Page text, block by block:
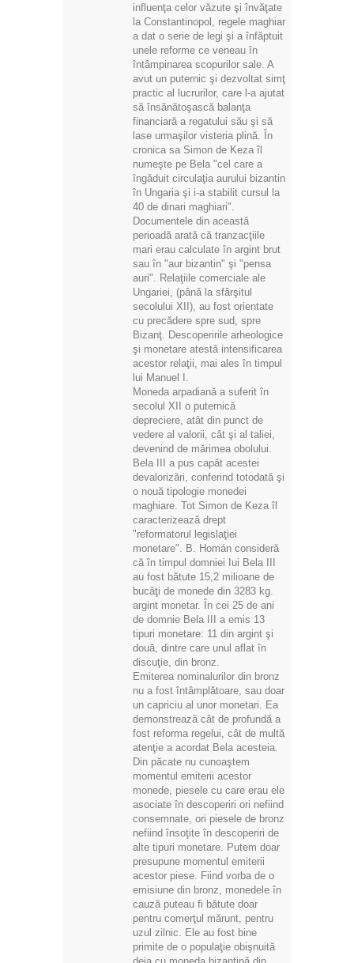
influenţa celor văzute şi învăţate
la Constantinopol, regele maghiar
a dat o serie de legi şi a înfăptuit
unele reforme ce veneau în
întâmpinarea scopurilor sale. A
avut un puternic şi dezvoltat simţ
practic al lucrurilor, care l-a ajutat
să însănătoşască balanţa
financiară a regatului său şi să
lase urmaşilor visteria plină. În
cronica sa Simon de Keza îl
numeşte pe Bela "cel care a
îngăduit circulaţia aurului bizantin
în Ungaria şi i-a stabilit cursul la
40 de dinari maghiari".
Documentele din această
perioadă arată că tranzacţiile
mari erau calculate în argint brut
sau în "aur bizantin" şi "pensa
auri". Relaţiile comerciale ale
Ungariei, (până la sfârşitul
secolului XII), au fost orientate
cu precădere spre sud, spre
Bizanţ. Descoperirile arheologice
şi monetare atestă intensificarea
acestor relaţii, mai ales în timpul
lui Manuel I.
Moneda arpadiană a suferit în
secolul XII o puternică
depreciere, atât din punct de
vedere al valorii, cât şi al taliei,
devenind de mărimea obolului.
Bela III a pus capăt acestei
devalorizări, conferind totodată şi
o nouă tipologie monedei
maghiare. Tot Simon de Keza îl
caracterizează drept
"reformatorul legislaţiei
monetare". B. Homán consideră
că în timpul domniei Iui Bela III
au fost bătute 15,2 milioane de
bucăţi de monede din 3283 kg.
argint monetar. În cei 25 de ani
de domnie Bela III a emis 13
tipuri monetare: 11 din argint şi
două, dintre care unul aflat în
discuţie, din bronz.
Emiterea nominalurilor din bronz
nu a fost întâmplătoare, sau doar
un capriciu al unor monetari. Ea
demonstrează cât de profundă a
fost reforma regelui, cât de multă
atenţie a acordat Bela acesteia.
Din păcate nu cunoaştem
momentul emiterii acestor
monede, piesele cu care erau ele
asociate în descoperiri ori nefiind
consemnate, ori piesele de bronz
nefiind însoţite în descoperiri de
alte tipuri monetare. Putem doar
presupune momentul emiterii
acestor piese. Fiind vorba de o
emisiune din bronz, monedele în
cauză puteau fi bătute doar
pentru comerţul mărunt, pentru
uzul zilnic. Ele au fost bine
primite de o populaţie obişnuită